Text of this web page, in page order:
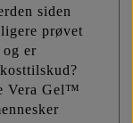
siden
prøvet
og er
Vera Gel™